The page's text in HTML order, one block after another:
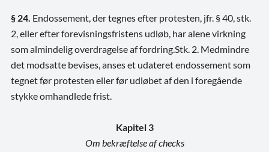
§ 24. Endossement, der tegnes efter protesten, jfr. § 40, stk.
2, eller efter forevisningsfristens udløb, har alene virkning
som almindelig overdragelse af fordring.Stk. 2. Medmindre
det modsatte bevises, anses et udateret endossement som
tegnet før protesten eller før udløbet af den i foregående
stykke omhandlede frist.
Kapitel 3
Om bekræftelse af checks